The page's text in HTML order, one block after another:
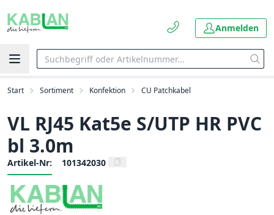
Anmelden
Start Sortiment Konfektion CU Patchkabel
VL RJ45 Kat5e S/UTP HR PVC
bl 3.0m
Artikel-Nr: 101342030